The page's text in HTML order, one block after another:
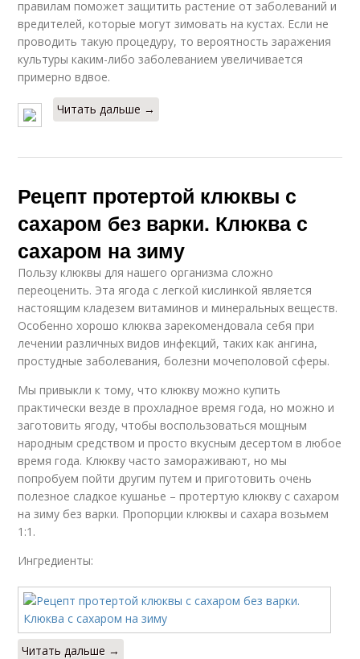
правилам поможет защитить растение от заболеваний и
вредителей, которые могут зимовать на кустах. Если не
проводить такую процедуру, то вероятность заражения
культуры каким-либо заболеванием увеличивается
примерно вдвое.
Читать дальше →
Рецепт протертой клюквы с
сахаром без варки. Клюква с
сахаром на зиму
Пользу клюквы для нашего организма сложно
переоценить. Эта ягода с легкой кислинкой является
настоящим кладезем витаминов и минеральных веществ.
Особенно хорошо клюква зарекомендовала себя при
лечении различных видов инфекций, таких как ангина,
простудные заболевания, болезни мочеполовой сферы.
Мы привыкли к тому, что клюкву можно купить
практически везде в прохладное время года, но можно и
заготовить ягоду, чтобы воспользоваться мощным
народным средством и просто вкусным десертом в любое
время года. Клюкву часто замораживают, но мы
попробуем пойти другим путем и приготовить очень
полезное сладкое кушанье – протертую клюкву с сахаром
на зиму без варки. Пропорции клюквы и сахара возьмем
1:1.
Ингредиенты:
Читать дальше →